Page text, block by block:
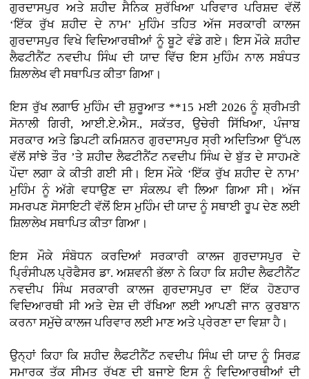
ਗੁਰਦਾਸਪੁਰ ਅਤੇ ਸ਼ਹੀਦ ਸੈਨਿਕ ਸੁਰੱਖਿਆ ਪਰਿਵਾਰ ਪਰਿਸ਼ਦ ਵੱਲੋਂ
‘ਇੱਕ ਰੁੱਖ ਸ਼ਹੀਦ ਦੇ ਨਾਮ’ ਮੁਹਿੰਮ ਤਹਿਤ ਅੱਜ ਸਰਕਾਰੀ ਕਾਲਜ
ਗੁਰਦਾਸਪੁਰ ਵਿਖੇ ਵਿਦਿਆਰਥੀਆਂ ਨੂੰ ਬੂਟੇ ਵੰਡੇ ਗਏ। ਇਸ ਮੌਕੇ ਸ਼ਹੀਦ
ਲੈਫਟੀਨੈਂਟ ਨਵਦੀਪ ਸਿੰਘ ਦੀ ਯਾਦ ਵਿੱਚ ਇਸ ਮੁਹਿੰਮ ਨਾਲ ਸਬੰਧਤ
ਸ਼ਿਲਾਲੇਖ ਵੀ ਸਥਾਪਿਤ ਕੀਤਾ ਗਿਆ।
ਇਸ ਰੁੱਖ ਲਗਾਓ ਮੁਹਿੰਮ ਦੀ ਸ਼ੁਰੂਆਤ **15 ਮਈ 2026 ਨੂੰ ਸ਼੍ਰੀਮਤੀ
ਸੋਨਾਲੀ ਗਿਰੀ, ਆਈ.ਏ.ਐਸ., ਸਕੱਤਰ, ਉਚੇਰੀ ਸਿੱਖਿਆ, ਪੰਜਾਬ
ਸਰਕਾਰ ਅਤੇ ਡਿਪਟੀ ਕਮਿਸ਼ਨਰ ਗੁਰਦਾਸਪੁਰ ਸ੍ਰੀ ਅਦਿਤਿਆ ਉੱਪਲ
ਵੱਲੋਂ ਸਾਂਝੇ ਤੌਰ ’ਤੇ ਸ਼ਹੀਦ ਲੈਫਟੀਨੈਂਟ ਨਵਦੀਪ ਸਿੰਘ ਦੇ ਬੁੱਤ ਦੇ ਸਾਹਮਣੇ
ਪੌਦਾ ਲਗਾ ਕੇ ਕੀਤੀ ਗਈ ਸੀ। ਇਸ ਮੌਕੇ ‘ਇੱਕ ਰੁੱਖ ਸ਼ਹੀਦ ਦੇ ਨਾਮ’
ਮੁਹਿੰਮ ਨੂੰ ਅੱਗੇ ਵਧਾਉਣ ਦਾ ਸੰਕਲਪ ਵੀ ਲਿਆ ਗਿਆ ਸੀ। ਅੱਜ
ਸਮਰਪਣ ਸੋਸਾਇਟੀ ਵੱਲੋਂ ਇਸ ਮੁਹਿੰਮ ਦੀ ਯਾਦ ਨੂੰ ਸਥਾਈ ਰੂਪ ਦੇਣ ਲਈ
ਸ਼ਿਲਾਲੇਖ ਸਥਾਪਿਤ ਕੀਤਾ ਗਿਆ।
ਇਸ ਮੌਕੇ ਸੰਬੋਧਨ ਕਰਦਿਆਂ ਸਰਕਾਰੀ ਕਾਲਜ ਗੁਰਦਾਸਪੁਰ ਦੇ
ਪ੍ਰਿੰਸੀਪਲ ਪ੍ਰੋਫੈਸਰ ਡਾ. ਅਸ਼ਵਨੀ ਭੱਲਾ ਨੇ ਕਿਹਾ ਕਿ ਸ਼ਹੀਦ ਲੈਫਟੀਨੈਂਟ
ਨਵਦੀਪ ਸਿੰਘ ਸਰਕਾਰੀ ਕਾਲਜ ਗੁਰਦਾਸਪੁਰ ਦਾ ਇੱਕ ਹੋਣਹਾਰ
ਵਿਦਿਆਰਥੀ ਸੀ ਅਤੇ ਦੇਸ਼ ਦੀ ਰੱਖਿਆ ਲਈ ਆਪਣੀ ਜਾਨ ਕੁਰਬਾਨ
ਕਰਨਾ ਸਮੁੱਚੇ ਕਾਲਜ ਪਰਿਵਾਰ ਲਈ ਮਾਣ ਅਤੇ ਪ੍ਰੇਰਣਾ ਦਾ ਵਿਸ਼ਾ ਹੈ।
ਉਨ੍ਹਾਂ ਕਿਹਾ ਕਿ ਸ਼ਹੀਦ ਲੈਫਟੀਨੈਂਟ ਨਵਦੀਪ ਸਿੰਘ ਦੀ ਯਾਦ ਨੂੰ ਸਿਰਫ਼
ਸਮਾਰਕ ਤੱਕ ਸੀਮਤ ਰੱਖਣ ਦੀ ਬਜਾਏ ਇਸ ਨੂੰ ਵਿਦਿਆਰਥੀਆਂ ਦੀ